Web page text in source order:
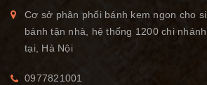
Cơ sở phân phối bánh kem ngon cho
bánh tận nhà, hệ thống 1200 chi
tại, Hà Nội
0977821001